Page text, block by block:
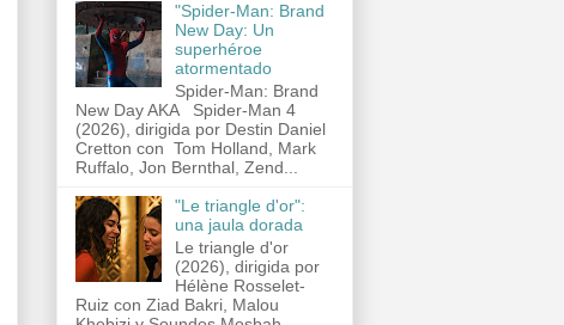
"Spider-Man: Brand
New Day: Un
superhéroe
atormentado
Spider-Man: Brand
New Day AKA Spider-Man 4
(2026), dirigida por Destin Daniel
Cretton con Tom Holland, Mark
Ruffalo, Jon Bernthal, Zend...
"Le triangle d'or":
una jaula dorada
Le triangle d'or
(2026), dirigida por
Hélène Rosselet-
Ruiz con Ziad Bakri, Malou